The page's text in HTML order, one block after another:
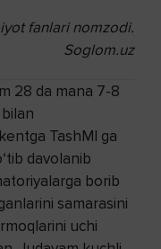
fanlari nomzodi.
Soglom.uz
28 da mana 7-8
TashMI ga
davolanib
borib
samarasini
uchi